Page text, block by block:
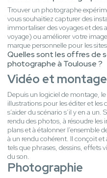
Trouver un photographe
vous souhaitiez capturer des
immortaliser des voyages et
voyage) ou améliorer votre
marque personnelle pour les
Quelles sont les offres de
photographe à Toulouse ?
Vidéo et montage
Depuis un logiciel de montage,
illustrations pour les éditer et les
s’aider du scénario s’il y en a
rendu des photos, à résoudre
plans et à étalonner l’ensemble
à un rendu cohérent. Il conçoit
tels que phrases, dessins, effets
du son.
Photographie